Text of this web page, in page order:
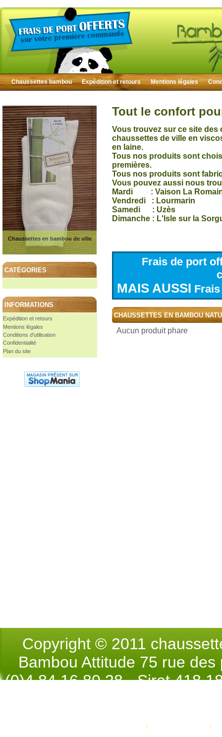
Chaussettes bambou Expédition et retours Mentions légales
Chaussettes en bambou de ville
CATÉGORIES
INFORMATIONS
Expédition et retours
Mentions légales
Conditions d'utilisation
Confidentialité
Plan du site
Tout le confort
Vous trouvez sur ce site
chaussettes de ville en
en laine.
Tous nos produits sont
premières.
Tous nos produits sont
Vous pouvez aussi nous
Mardi : Vaison La
Vendredi : Lourmarin
Samedi : Uzès
Dimanche : L'Isle sur la
Frais de port
MAIS AUSSI
CHAUSSETTES EN BAMBOU
Aucun produit phare
Copyright © 2011
Bambou Attitude 75 rue
(0)4.84.16.80.28 - Siret 418